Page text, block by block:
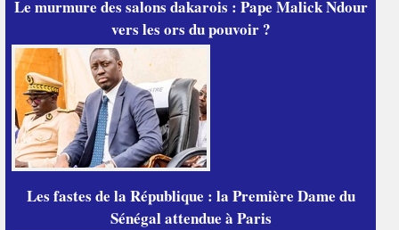
Le murmure des salons dakarois : Pape Malick Ndour
vers les ors du pouvoir ?
Les fastes de la République : la Première Dame du
Sénégal attendue à Paris